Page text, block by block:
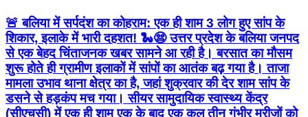
🚨 बलिया में सर्पदंश का कोहराम: एक ही शाम 3 लोग हुए सांप के
शिकार, इलाके में भारी दहशत! 🐍😨 उत्तर प्रदेश के बलिया जनपद
से एक बेहद चिंताजनक खबर सामने आ रही है। बरसात का मौसम
शुरू होते ही ग्रामीण इलाकों में सांपों का आतंक बढ़ गया है। ताजा
मामला उभाव थाना क्षेत्र का है, जहां शुक्रवार की देर शाम सांप के
डसने से हड़कंप मच गया। सीयर सामुदायिक स्वास्थ्य केंद्र
(सीएचसी) में एक ही शाम एक के बाद एक कुल तीन गंभीर मरीजों को